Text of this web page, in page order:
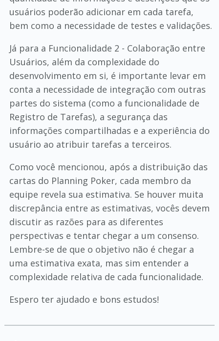
usuários poderão adicionar em cada tarefa,
bem como a necessidade de testes e validações.
Já para a Funcionalidade 2 - Colaboração entre
Usuários, além da complexidade do
desenvolvimento em si, é importante levar em
conta a necessidade de integração com outras
partes do sistema (como a funcionalidade de
Registro de Tarefas), a segurança das
informações compartilhadas e a experiência do
usuário ao atribuir tarefas a terceiros.
Como você mencionou, após a distribuição das
cartas do Planning Poker, cada membro da
equipe revela sua estimativa. Se houver muita
discrepância entre as estimativas, vocês devem
discutir as razões para as diferentes
perspectivas e tentar chegar a um consenso.
Lembre-se de que o objetivo não é chegar a
uma estimativa exata, mas sim entender a
complexidade relativa de cada funcionalidade.
Espero ter ajudado e bons estudos!